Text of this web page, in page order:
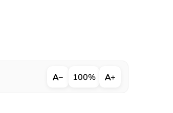
− 100% +